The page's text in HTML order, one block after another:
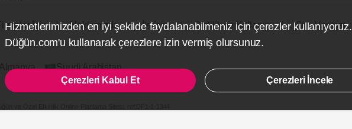
Firmalar İçin Hakkımızda İletişim Gizlilik ve Kullanım Site Haritası
Almanya Suudi Arabistan
ve Özel Etkinlik Online Planlama Sitesi.
Hizmetlerimizden en iyi şekilde faydalanabilmeniz için çerezler kullanıyoruz.
Düğün.com'u kullanarak çerezlere izin vermiş olursunuz.
Çerezleri Kabul Et Çerezleri İncele